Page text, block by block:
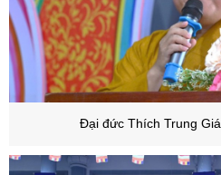
Đại đức Thích Trung